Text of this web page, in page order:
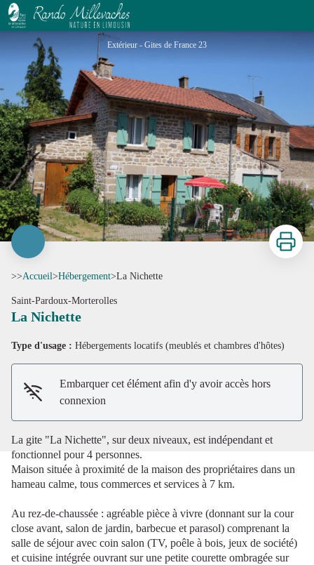
La Nichette
Extérieur - Gites de France 23
Voir l'image en plein écran
Imprimer
>>Accueil>Hébergement>La Nichette
Saint-Pardoux-Morterolles
La Nichette
Type d'usage : Hébergements locatifs (meublés et chambres d'hôtes)
Embarquer cet élément afin d'y avoir accès hors
connexion
La gite "La Nichette", sur deux niveaux, est indépendant et
fonctionnel pour 4 personnes.
Maison située à proximité de la maison des propriétaires dans un
hameau calme, tous commerces et services à 7 km.
Au rez-de-chaussée : agréable pièce à vivre (donnant sur la cour
close avant, salon de jardin, barbecue et parasol) comprenant la
salle de séjour avec coin salon (TV, poêle à bois, jeux de société)
et cuisine intégrée ouvrant sur une petite courette ombragée sur